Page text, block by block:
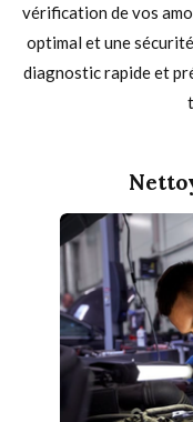
vérification de vos
optimal et une
diagnostic rapide et